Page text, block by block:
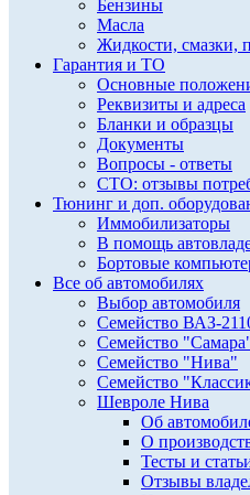
Бензины
Масла
Жидкости, смазки,
Гарантия и ТО
Основные
Реквизиты и адреса
Бланки и образцы
Документы
Вопросы - ответы
СТО: отзывы
Тюнинг и доп.
Иммобилизаторы
В помощь
Бортовые
Все об автомобилях
Выбор автомобиля
Семейство ВАЗ-
Семейство
Семейство "Нива"
Семейство
Шевроле Нива
Об
О
Тесты и
Отзывы